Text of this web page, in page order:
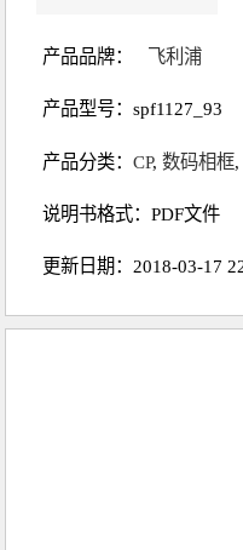
产品品牌： 飞利浦
产品型号：spf1127_93
产品分类：CP,数码相框
说明书格式：PDF文件
更新日期：2018-03-17